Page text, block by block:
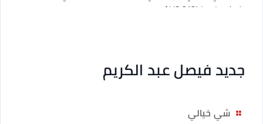
MB 5,151 (no duration) ]
جديد فيصل عبد الكريم
شي خيالي